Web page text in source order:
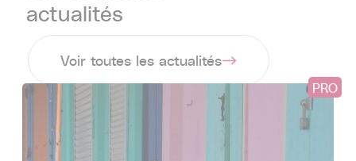
actualités
Voir toutes les actualités
PRO